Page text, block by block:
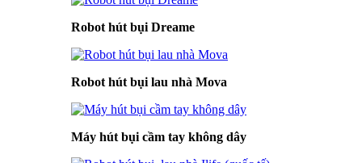
Robot hút bụi Dreame
Robot hút bụi lau nhà Mova
Máy hút bụi cầm tay không dây